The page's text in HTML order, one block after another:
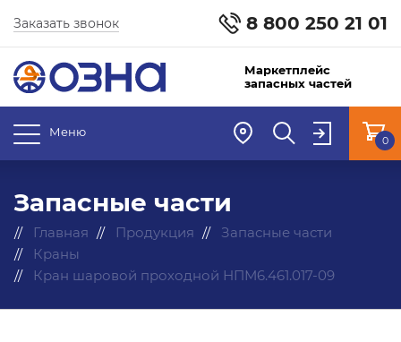
8 800 250 21 01
Заказать звонок
Маркетплейс
запасных частей
Меню
0
Запасные части
Главная Продукция
Запасные части
Краны
Кран шаровой проходной НПМ6.461.017-09